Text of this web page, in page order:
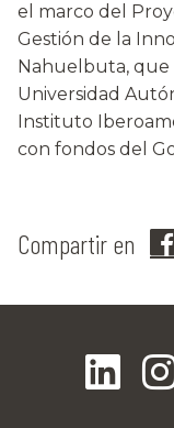
el marco del
Gestión de la
Nahuelbuta,
Universidad
Instituto
con fondos del
Compartir en